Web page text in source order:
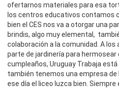
ofertarnos materiales para esa
los centros educativos contamos
bien el CES nos va a otorgar una
brindis, algo muy elemental,
colaboración a la comunidad. A
parte de jardinería para hermosear
cumpleaños, Uruguay Trabaja
también tenemos una empresa
ese día el liceo luzca bien.